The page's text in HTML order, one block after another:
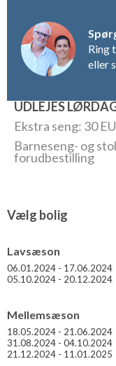
Ring
eller
UDLEJES
Ekstra seng: 30
Barneseng- og
forudbestilling
Vælg bolig
Lavsæson
06.01.2024 - 17.06.2024
05.10.2024 - 20.12.2024
Mellemsæson
18.05.2024 - 21.06.2024
31.08.2024 - 04.10.2024
21.12.2024 - 11.01.2025